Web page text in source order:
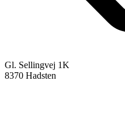
Gl. Sellingvej 1K
8370 Hadsten